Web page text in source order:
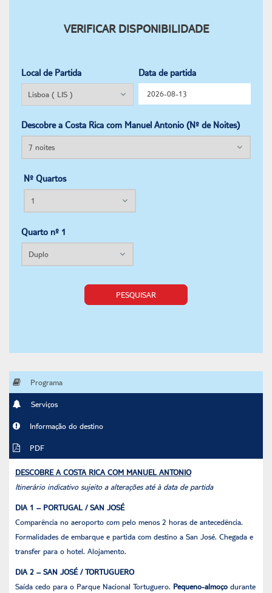
VERIFICAR DISPONIBILIDADE
Local de Partida Data de partida
Descobre a Costa Rica com Manuel Antonio (Nº de Noites)
Nº Quartos
Quarto nº 1
PESQUISAR
Programa
Serviços
Informação do destino
PDF
DESCOBRE A COSTA RICA COM MANUEL ANTONIO
Itinerário indicativo sujeito a alterações até à data de partida
DIA 1 – PORTUGAL / SAN JOSÉ
Comparência no aeroporto com pelo menos 2 horas de antecedência.
Formalidades de embarque e partida com destino a San José. Chegada e
transfer para o hotel. Alojamento.
DIA 2 – SAN JOSÉ / TORTUGUERO
Saída cedo para o Parque Nacional Tortuguero. Pequeno-almoço durante